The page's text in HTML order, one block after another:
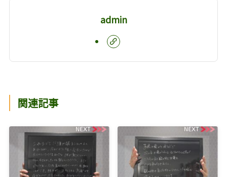
admin
関連記事